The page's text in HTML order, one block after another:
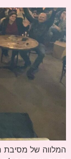
המלווה של מסיבת